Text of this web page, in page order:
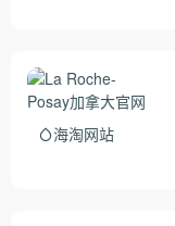
海淘网站